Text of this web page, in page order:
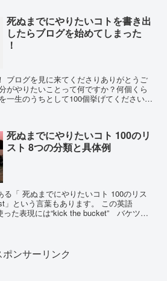
死ぬまでにやりたいコトを書き出
したらブログを始めてしまった
！
死ぬまでにやりたいコト 100のリ
スト 8つの分類と具体例
る「 死ぬまでにやりたいコト 100のリス
う言葉もあります。 この英語
った表現には“kick the bucket” バケツを
ポンサーリンク